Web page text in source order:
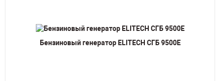
Бензиновый генератор ELITECH СГБ 9500Е